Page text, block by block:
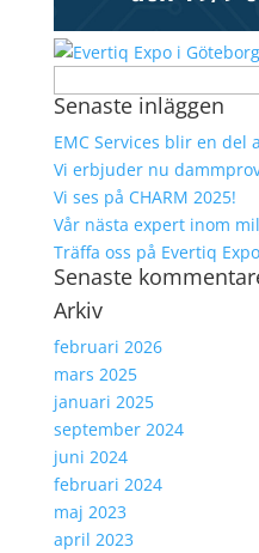
efter:
Senaste inläggen
EMC Services blir en del
Vi erbjuder nu
Vi ses på CHARM 2025!
Vår nästa expert inom
Träffa oss på Evertiq
Senaste
Arkiv
februari 2026
mars 2025
januari 2025
september 2024
juni 2024
februari 2024
maj 2023
april 2023